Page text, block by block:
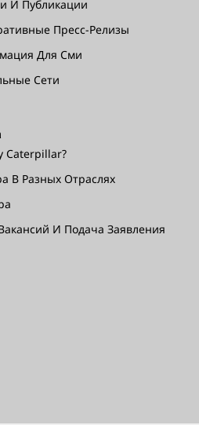
И Публикации
Пресс-Релизы
Для Сми
Сети
Caterpillar?
В Разных Отраслях
И Подача Заявления